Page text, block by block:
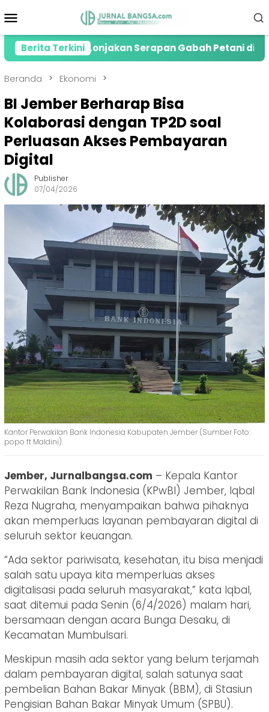
ke
Mobile
Berita Terkini
Lonjakan Serapan Gabah Petani di Jember
Beranda Ekonomi
BI Jember Berharap Bisa
Kolaborasi dengan TP2D soal
Perluasan Akses Pembayaran
Digital
Publisher
07/04/2026
Kantor Perwakilan Bank Indonesia Kabupaten Jember (Sumber Foto:
popo ft Maldini).
Jember, Jurnalbangsa.com – Kepala Kantor
Perwakilan Bank Indonesia (KPwBI) Jember, Iqbal
Reza Nugraha, menyampaikan bahwa pihaknya
akan memperluas layanan pembayaran digital di
seluruh sektor keuangan.
“Ada sektor pariwisata, kesehatan, itu bisa menjadi
salah satu upaya kita memperluas akses
digitalisasi pada seluruh masyarakat,” kata Iqbal,
saat ditemui pada Senin (6/4/2026) malam hari,
bersamaan dengan acara Bunga Desaku, di
Kecamatan Mumbulsari.
Meskipun masih ada sektor yang belum terjamah
dalam pembayaran digital, salah satunya saat
pembelian Bahan Bakar Minyak (BBM), di Stasiun
Pengisian Bahan Bakar Minyak Umum (SPBU).